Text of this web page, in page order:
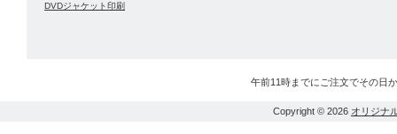
DVDジャケット印刷
午前11時までにご注文でその日
Copyright © 2026 オリジナ